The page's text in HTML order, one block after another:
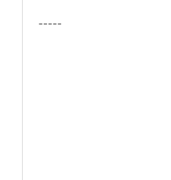
-----